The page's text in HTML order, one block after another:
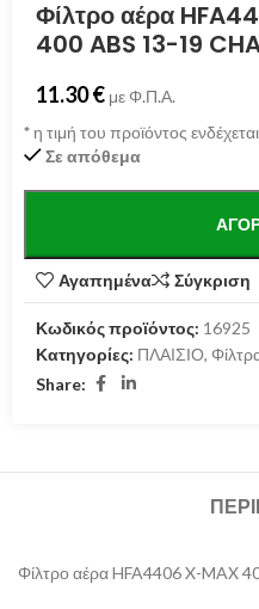
Φίλτρο αέρα
400 ABS 13-19
11.30€ με Φ.Π.Α.
*η τιμή του προϊόντος
Σε απόθεμα
Αγαπημένα Σύγκριση
Κωδικός προϊόντος: 16925
Κατηγορίες: ΠΛΑΙΣΙΟ,
Share:
Φίλτρο αέρα HFA4406 X-MAX